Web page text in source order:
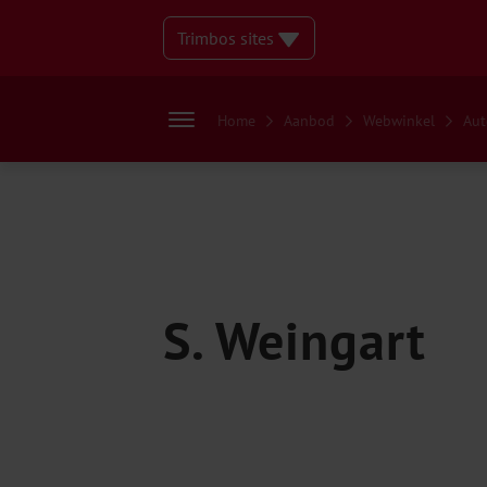
Trimbos sites
Home Aanbod Webwinkel
S. Weingart